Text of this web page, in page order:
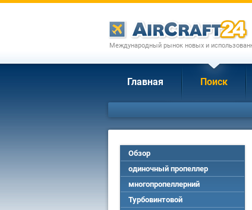
Международный рынок новых и
Главная Поиск
Обзор
одиночный пропеллер
многопропеллерний
Турбовинтовой